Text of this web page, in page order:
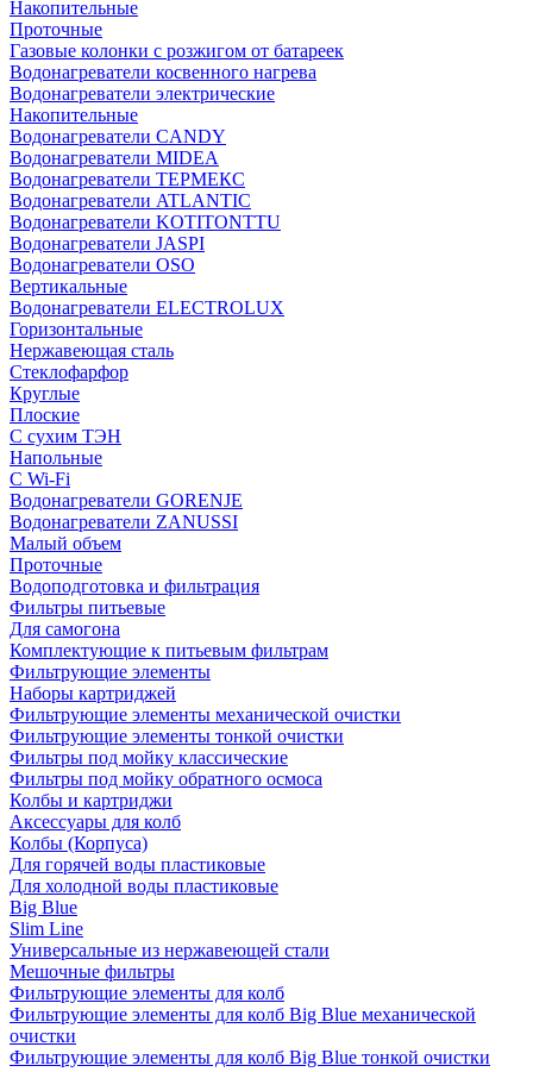
Накопительные
Проточные
Газовые колонки с розжигом от батареек
Водонагреватели косвенного нагрева
Водонагреватели электрические
Накопительные
Водонагреватели CANDY
Водонагреватели MIDEA
Водонагреватели ТЕРМЕКС
Водонагреватели ATLANTIC
Водонагреватели KOTITONTTU
Водонагреватели JASPI
Водонагреватели OSO
Вертикальные
Водонагреватели ELECTROLUX
Горизонтальные
Нержавеющая сталь
Стеклофарфор
Круглые
Плоские
С сухим ТЭН
Напольные
С Wi-Fi
Водонагреватели GORENJE
Водонагреватели ZANUSSI
Малый объем
Проточные
Водоподготовка и фильтрация
Фильтры питьевые
Для самогона
Комплектующие к питьевым фильтрам
Фильтрующие элементы
Наборы картриджей
Фильтрующие элементы механической очистки
Фильтрующие элементы тонкой очистки
Фильтры под мойку классические
Фильтры под мойку обратного осмоса
Колбы и картриджи
Аксессуары для колб
Колбы (Корпуса)
Для горячей воды пластиковые
Для холодной воды пластиковые
Big Blue
Slim Line
Универсальные из нержавеющей стали
Мешочные фильтры
Фильтрующие элементы для колб
Фильтрующие элементы для колб Big Blue механической
очистки
Фильтрующие элементы для колб Big Blue тонкой очистки